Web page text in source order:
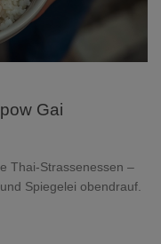
Gai
Thai-Strassenessen –
Spiegelei obendrauf.